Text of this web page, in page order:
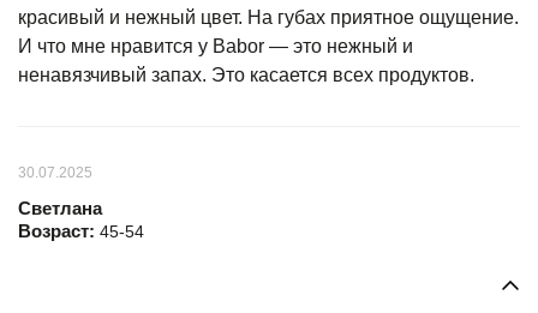
красивый и нежный цвет. На губах приятное ощущение.
И что мне нравится у Babor — это нежный и
ненавязчивый запах. Это касается всех продуктов.
30.07.2025
Светлана
Возраст: 45-54